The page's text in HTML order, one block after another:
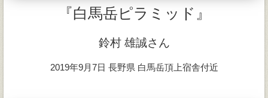
『白馬岳ピラミッド』
鈴村 雄誠さん
2019年9月7日 長野県 白馬岳頂上宿舎付近